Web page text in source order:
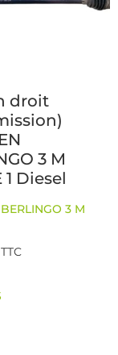
droit
3 M
1 Diesel
3 M
TTC